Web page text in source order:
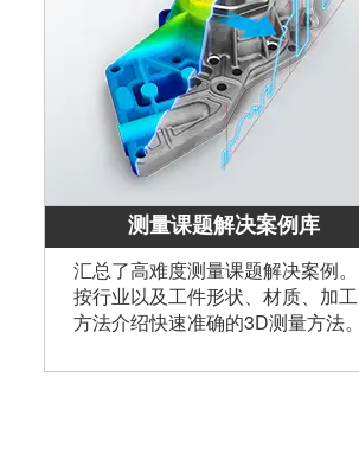
测量课题解决案例库
汇总了高难度测量课题解决案例。
按行业以及工件形状、材质、加工
方法介绍快速准确的3D测量方法。